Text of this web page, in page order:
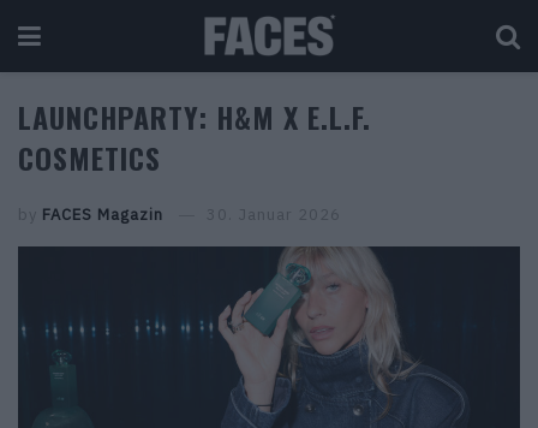
LAUNCHPARTY: H&M X E.L.F.
COSMETICS
by FACES Magazin 30. Januar 2026